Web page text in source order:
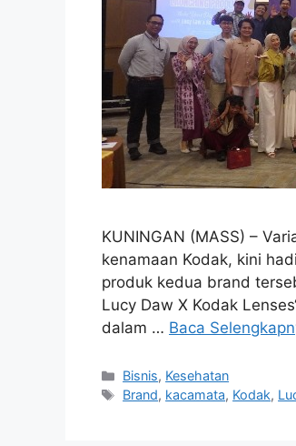
KUNINGAN (MASS) –
kenamaan Kodak, kini
produk kedua brand
Lucy Daw X Kodak
dalam … Baca
Kategori
Bisnis, Kesehatan
Tag
Brand, kacamata, Kodak,